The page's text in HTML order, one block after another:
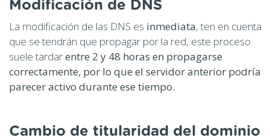
Modificación de DNS
La modificación de las DNS es inmediata, ten en cuenta
que se tendrán que propagar por la red, este proceso
suele tardarentre 2 y 48 horas en propagarse
correctamente, por lo que el servidor anterior podría
parecer activo durante ese tiempo.
Cambio de titularidad del dominio